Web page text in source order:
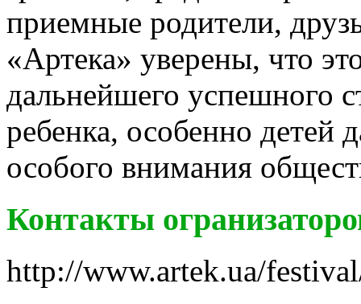
приемные родители,
«Артека» уверены, что
дальнейшего успешного
ребенка, особенно детей
особого внимания
Контакты
http://www.artek.ua/